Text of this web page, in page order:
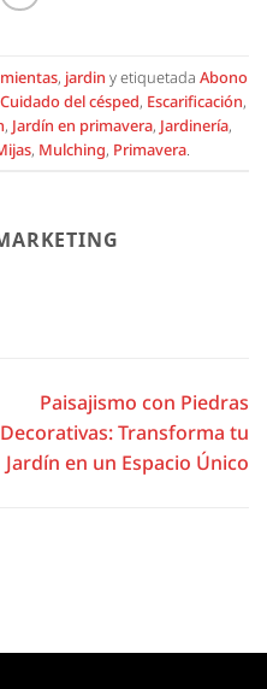
, jardin y etiquetada Abono
Cuidado del césped, Escarificación,
, Jardín en primavera, Jardinería,
, Mulching, Primavera.
Paisajismo con Piedras
Decorativas: Transforma tu
Jardín en un Espacio Único